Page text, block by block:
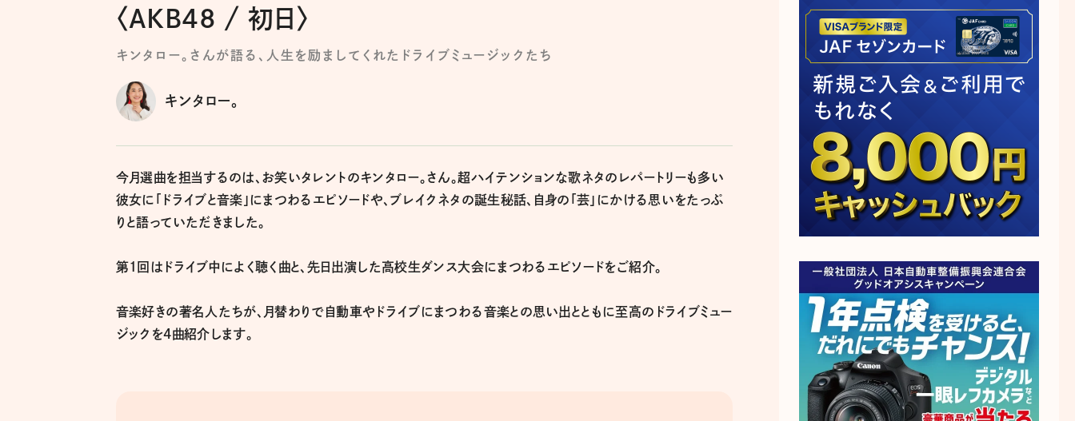
〈AKB48 / 初日〉
キンタロー。さんが語る、人生を励ましてくれたドライブミュージックたち
キンタロー。
今月選曲を担当するのは、お笑いタレントのキンタロー。さん。超ハイテンションな歌ネタのレパートリーも多い
彼女に「ドライブと音楽」にまつわるエピソードや、ブレイクネタの誕生秘話、自身の「芸」にかける思いをたっぷ
りと語っていただきました。
第1回はドライブ中によく聴く曲と、先日出演した高校生ダンス大会にまつわるエピソードをご紹介。
音楽好きの著名人たちが、月替わりで自動車やドライブにまつわる音楽との思い出とともに至高のドライブミュー
ジックを4曲紹介します。